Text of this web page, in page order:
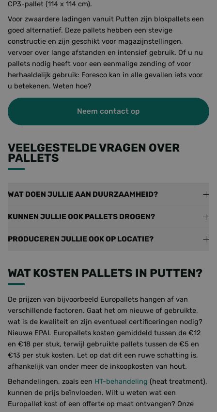
CP3-pallet (114 x 114 cm).
Voor zwaardere ladingen vanuit Putten zijn blokpallets een
goed alternatief. Deze pallets hebben een stevige
constructie en zijn geschikt voor magazijnstellingen,
vervoer over lange afstanden en intensief gebruik. Of u nu
pallets nodig heeft voor een eenmalige zending of voor
herhaaldelijk gebruik: Foresco kan in alle gevallen iets voor
u betekenen. Weten hoe?
Neem contact op
VEELGESTELDE VRAGEN OVER
PALLETS
WAT DOEN JULLIE AAN DUURZAAMHEID?
KUNNEN JULLIE OOK PALLETS DROGEN?
PRODUCEREN JULLIE OOK OP LOCATIE?
WAT KOSTEN PALLETS IN PUTTEN?
De prijzen van bijvoorbeeld Europallets hangen af van
verschillende factoren. Gaat het om nieuwe of gebruikte,
wat is de kwaliteit en zijn eventueel certificeringen nodig?
Nieuwe EPAL Europallets kosten gemiddeld tussen de €12
en €18 per stuk, terwijl gebruikte pallets tussen de €5 en
€13 per stuk kosten. Let op dat dit een ruwe schatting is,
afhankelijk van onder meer de inkoopkosten van hout.
Behandelingen, zoals een HT-behandeling (heat treatment),
kunnen de prijs beïnvloeden. Wilt u weten wat een
Europallet kost of een offerte op maat ontvangen? Onze